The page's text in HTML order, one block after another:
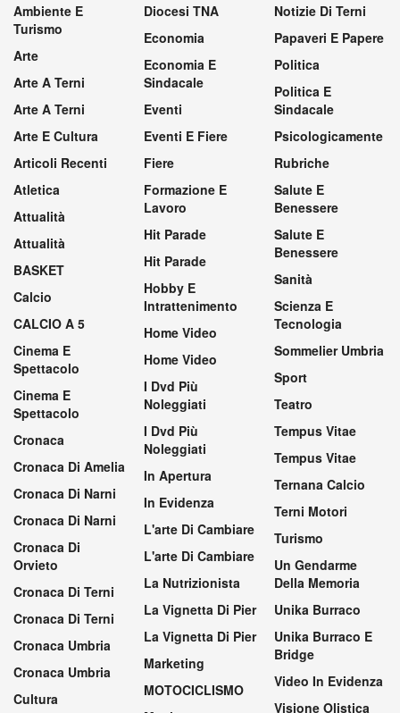
Ambiente E
Turismo
Arte
Arte A Terni
Arte A Terni
Arte E Cultura
Articoli Recenti
Atletica
Attualità
Attualità
BASKET
Calcio
CALCIO A 5
Cinema E
Spettacolo
Cinema E
Spettacolo
Cronaca
Cronaca Di Amelia
Cronaca Di Narni
Cronaca Di Narni
Cronaca Di
Orvieto
Cronaca Di Terni
Cronaca Di Terni
Cronaca Umbria
Cronaca Umbria
Cultura
Diocesi TNA
Economia
Economia E
Sindacale
Eventi
Eventi E Fiere
Fiere
Formazione E
Lavoro
Hit Parade
Hit Parade
Hobby E
Intrattenimento
Home Video
Home Video
I Dvd Più
Noleggiati
I Dvd Più
Noleggiati
In Apertura
In Evidenza
L'arte Di Cambiare
L'arte Di Cambiare
La Nutrizionista
La Vignetta Di Pier
La Vignetta Di Pier
Marketing
MOTOCICLISMO
Notizie Di Terni
Papaveri E Papere
Politica
Politica E
Sindacale
Psicologicamente
Rubriche
Salute E
Benessere
Salute E
Benessere
Sanità
Scienza E
Tecnologia
Sommelier Umbria
Sport
Teatro
Tempus Vitae
Tempus Vitae
Ternana Calcio
Terni Motori
Turismo
Un Gendarme
Della Memoria
Unika Burraco
Unika Burraco E
Bridge
Video In Evidenza
Visione Olistica